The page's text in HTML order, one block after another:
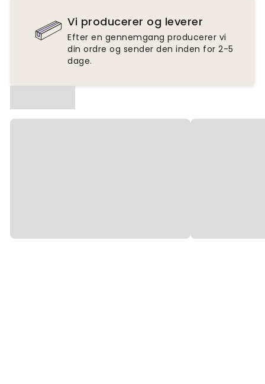
Vi producerer og leverer
Efter en gennemgang producerer vi
din ordre og sender den inden for 2-5
dage.